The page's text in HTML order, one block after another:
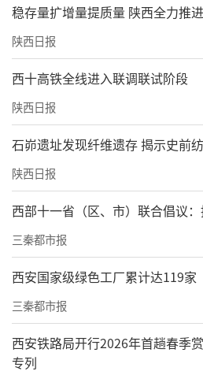
稳存量扩增量提质量 陕西全力推
陕西日报
西十高铁全线进入联调联试阶段
陕西日报
石峁遗址发现纤维遗存 揭示史前
陕西日报
西部十一省（区、市）联合倡议
三秦都市报
西安国家级绿色工厂累计达119家
三秦都市报
西安铁路局开行2026年首趟春季
专列